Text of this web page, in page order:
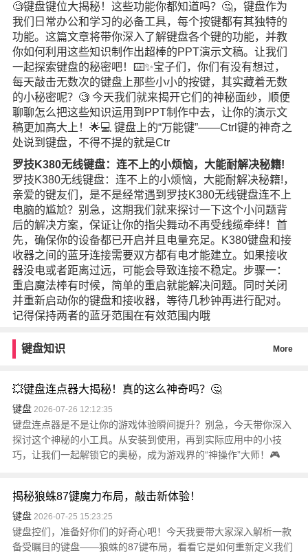
🧐键盘键位大揭秘！这些功能你都知道吗？🤔，键盘作为
我们日常办公和学习的必备工具，每个按键都有其独特的
功能。这篇文章将带你深入了解键盘各个键的功能，并教
你如何利用这些知识制作出超棒的PPT演示文稿。让我们
一起探索键盘的秘密吧！⌨️✨宝子们，你们有没有想过，
每天敲击无数次的键盘上那些小小的按键，其实藏着无数
的小秘密呢？🧐 今天我们就来揭开它们的神秘面纱，顺便
聊聊怎么把这些知识运用到PPT制作中去，让你的演示文
稿更加高大上！🌟💻 键盘上的“万能键”——Ctrl键的神奇之
处说到键盘，不得不提的就是Ctr
罗技K380无线键盘：连不上的小烦恼，大能耐解决秘籍!
罗技K380无线键盘：连不上的小烦恼，大能耐解决秘籍!，
亲爱的键友们，是不是经常遇到罗技K380无线键盘连不上
电脑的尴尬？别急，这期我们就来探讨一下这个小问题背
后的解决方案，保证让你的指尖舞动不再受线缆牵绊！首
先，确保你的设备都已开启并且电量充足。K380键盘和接
收器之间的蓝牙连接需要双方都有电才能建立。如果接收
器没电或者距离过远，可能会导致连接不稳定。步骤一：
重启魔法棒有时候，简单的重启就能解决问题。同时关闭
并重新启动你的键盘和接收器，等待几秒钟再进行配对。
记得保持两者的蓝牙范围在有效范围内哦
键盘知识 More
💥键盘连点器大揭秘！真的这么神奇吗？🤔
键盘2026-07-26 12:12:35
键盘连点器是不是让你的游戏体验瞬间提升？别急，今天带你深入
探讨这个神秘的小工具。从安装到使用，再到实际应用中的小技
巧，让我们一起解锁它的奥秘，成为游戏界的“神操作”大师！🎮
揭秘狼蛛87键魔力布局，敲击新体验！
键盘2026-07-25 15:23:25
键盘控们，准备好你们的好奇心吧！今天我要带大家深入解析一款
备受瞩目的键盘——狼蛛的87键布局，看看它是如何重新定义我们